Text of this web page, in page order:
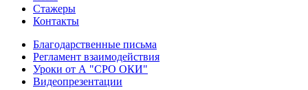
Стажеры
Контакты
Благодарственные письма
Регламент взаимодействия
Уроки от А "СРО ОКИ"
Видеопрезентации